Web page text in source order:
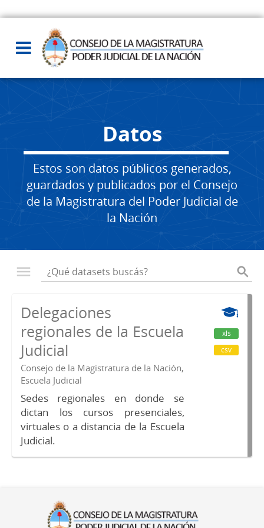
Datos
Estos son datos públicos generados,
guardados y publicados por el Consejo
de la Magistratura del Poder Judicial de
la Nación
Delegaciones
regionales de la Escuela
Judicial
Consejo de la Magistratura de la Nación,
Escuela Judicial
Sedes regionales en donde se
dictan los cursos presenciales,
virtuales o a distancia de la Escuela
Judicial.
xls
csv